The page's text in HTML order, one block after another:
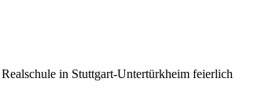
in Stuttgart-Untertürkheim feierlich